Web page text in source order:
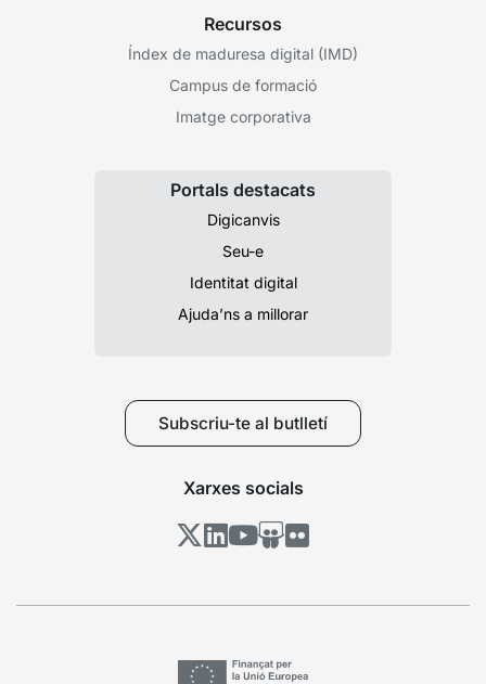
Recursos
Índex de maduresa digital (IMD)
Campus de formació
Imatge corporativa
Portals destacats
Digicanvis
Seu-e
Identitat digital
Ajuda’ns a millorar
Subscriu-te al butlletí
Xarxes socials